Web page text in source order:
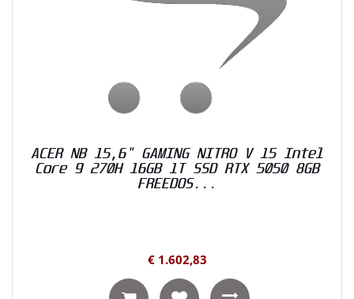
ACER NB 15,6" GAMING NITRO V 15 Intel
Core 9 270H 16GB 1T SSD RTX 5050 8GB
FREEDOS...
€ 1.602,83